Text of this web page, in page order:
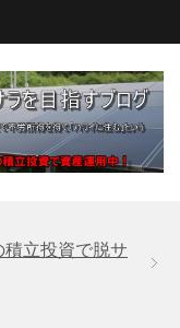
立投資で脱サ